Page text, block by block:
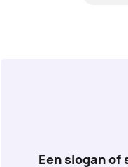
Een slogan of